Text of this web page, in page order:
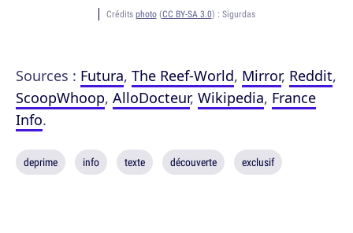
Crédits photo(CC BY-SA 3.0) : Sigurdas
Sources : Futura, The Reef-World, Mirror, Reddit,
ScoopWhoop, AlloDocteur, Wikipedia, France
Info.
deprime info texte découverte exclusif